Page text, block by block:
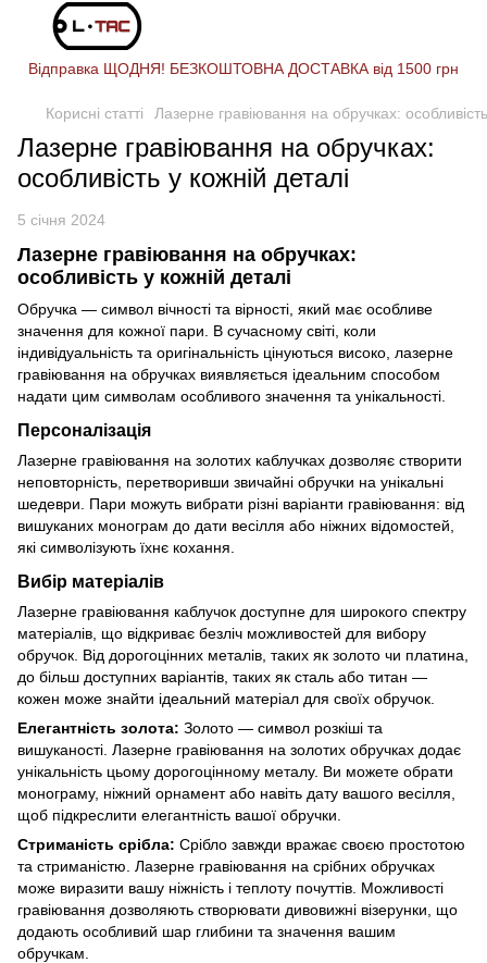
Відправка ЩОДНЯ! БЕЗКОШТОВНА ДОСТАВКА від 1500 грн
Корисні статті Лазерне гравіювання на обручках:
Лазерне гравіювання на обручках:
особливість у кожній деталі
5 січня 2024
Лазерне гравіювання на обручках:
особливість у кожній деталі
Обручка — символ вічності та вірності, який має особливе
значення для кожної пари. В сучасному світі, коли
індивідуальність та оригінальність цінуються високо, лазерне
гравіювання на обручках виявляється ідеальним способом
надати цим символам особливого значення та унікальності.
Персоналізація
Лазерне гравіювання на золотих каблучках дозволяє створити
неповторність, перетворивши звичайні обручки на унікальні
шедеври. Пари можуть вибрати різні варіанти гравіювання: від
вишуканих монограм до дати весілля або ніжних відомостей,
які символізують їхнє кохання.
Вибір матеріалів
Лазерне гравіювання каблучок доступне для широкого спектру
матеріалів, що відкриває безліч можливостей для вибору
обручок. Від дорогоцінних металів, таких як золото чи платина,
до більш доступних варіантів, таких як сталь або титан —
кожен може знайти ідеальний матеріал для своїх обручок.
Елегантність золота: Золото — символ розкіші та
вишуканості. Лазерне гравіювання на золотих обручках додає
унікальність цьому дорогоцінному металу. Ви можете обрати
монограму, ніжний орнамент або навіть дату вашого весілля,
щоб підкреслити елегантність вашої обручки.
Стриманість срібла: Срібло завжди вражає своєю простотою
та стриманістю. Лазерне гравіювання на срібних обручках
може виразити вашу ніжність і теплоту почуттів. Можливості
гравіювання дозволяють створювати дивовижні візерунки, що
додають особливий шар глибини та значення вашим
обручкам.